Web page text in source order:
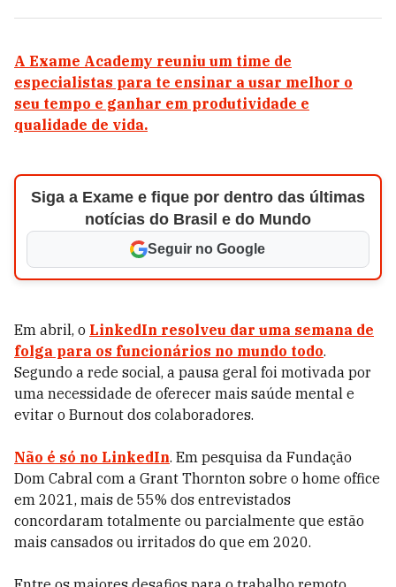
A Exame Academy reuniu um time de
especialistas para te ensinar a usar melhor o
seu tempo e ganhar em produtividade e
qualidade de vida.
Siga a Exame e fique por dentro das últimas
notícias do Brasil e do Mundo
Seguir no Google
Em abril, o LinkedIn resolveu dar uma semana de
folga para os funcionários no mundo todo.
Segundo a rede social, a pausa geral foi motivada por
uma necessidade de oferecer mais saúde mental e
evitar o Burnout dos colaboradores.
Não é só no LinkedIn. Em pesquisa da Fundação
Dom Cabral com a Grant Thornton sobre o home office
em 2021, mais de 55% dos entrevistados
concordaram totalmente ou parcialmente que estão
mais cansados ou irritados do que em 2020.